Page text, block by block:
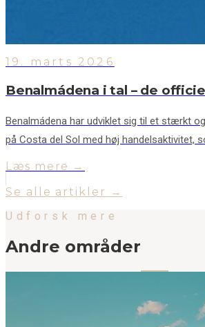
19. marts 2026
Benalmádena i tal – de
Benalmádena har udviklet sig til et stærkt
på Costa del Sol med høj handelsaktivitet,
Læs mere →
Se alle artikler →
Udforsk mere
Andre områder